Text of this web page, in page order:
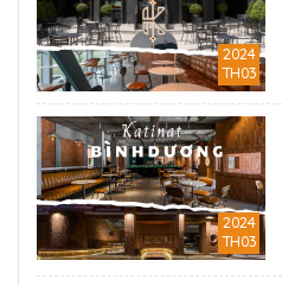
2024
TH03
2024
TH03